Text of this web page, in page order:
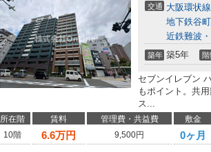
交通 大阪環状線
地下鉄谷
近鉄難波
築年 築5年 階
セブンイレブン
もポイント。共
ス...
所在階 賃料 管理費・共益費 敷金
10階
6.6万円 9,500円 0ヶ月